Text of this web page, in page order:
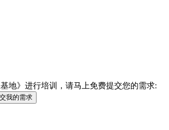
地》进行培训，请马上免费提交您的需求:
我的需求